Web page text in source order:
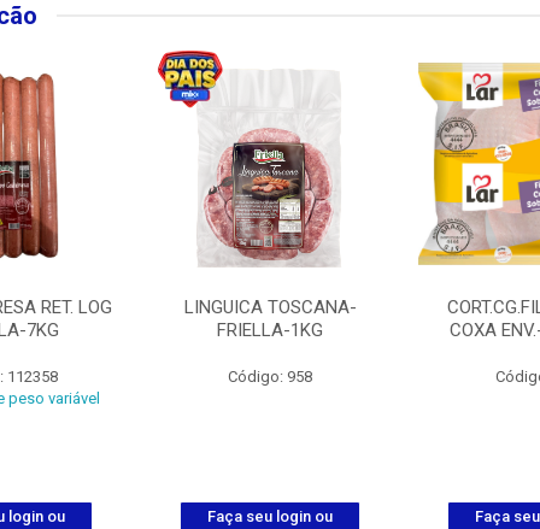
RET. LOG
7KG
112358
peso variável
login ou
LINGUICA TOSCANA-
FRIELLA-1KG
Código: 958
Faça seu login ou
COXA
Faça